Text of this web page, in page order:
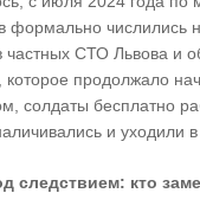
формально числились
частных СТО Львова и
которое продолжало
солдаты бесплатно
и уходили в
следствием: кто